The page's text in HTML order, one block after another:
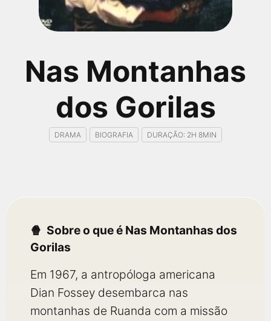
Nas Montanhas
dos Gorilas
DRAMA BIOGRAFIA DURAÇÃO: 2H 8MIN
Sobre o que é Nas Montanhas dos
Gorilas
Em 1967, a antropóloga americana
Dian Fossey desembarca nas
montanhas de Ruanda com a missão